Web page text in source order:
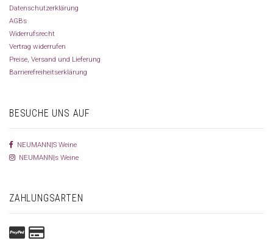
Datenschutzerklärung
AGBs
Widerrufsrecht
Vertrag widerrufen
Preise, Versand und Lieferung
Barrierefreiheitserklärung
BESUCHE UNS AUF
NEUMANN|S Weine
NEUMANN|s Weine
ZAHLUNGSARTEN